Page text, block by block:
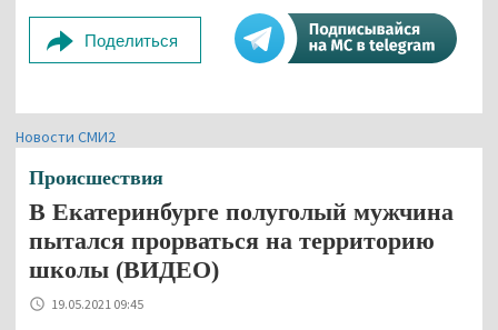
Поделиться
Новости СМИ2
Происшествия
В Екатеринбурге полуголый мужчина
пытался прорваться на территорию
школы (ВИДЕО)
19.05.2021 09:45